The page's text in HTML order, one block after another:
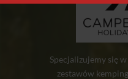
Specjalizujemy się
zestawów